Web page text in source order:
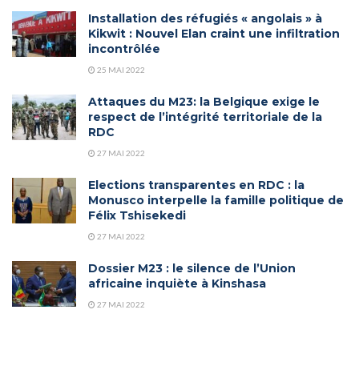
Installation des réfugiés « angolais » à
Kikwit : Nouvel Elan craint une infiltration
incontrôlée
25 MAI 2022
Attaques du M23: la Belgique exige le
respect de l’intégrité territoriale de la
RDC
27 MAI 2022
Elections transparentes en RDC : la
Monusco interpelle la famille politique de
Félix Tshisekedi
27 MAI 2022
Dossier M23 : le silence de l’Union
africaine inquiète à Kinshasa
27 MAI 2022